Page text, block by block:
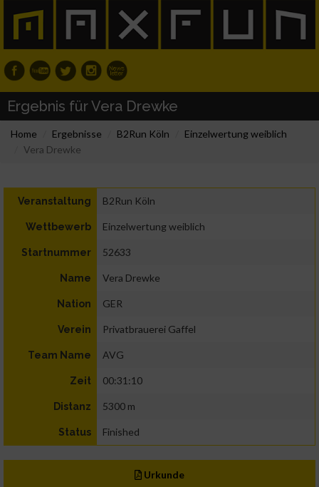
Ergebnis für Vera Drewke
Home Ergebnisse B2Run Köln
Einzelwertung weiblich
Vera Drewke
Veranstaltung B2Run Köln
Wettbewerb Einzelwertung weiblich
Startnummer 52633
Name Vera Drewke
Nation GER
Verein Privatbrauerei Gaffel
Team Name AVG
Zeit 00:31:10
Distanz 5300 m
Status Finished
Urkunde